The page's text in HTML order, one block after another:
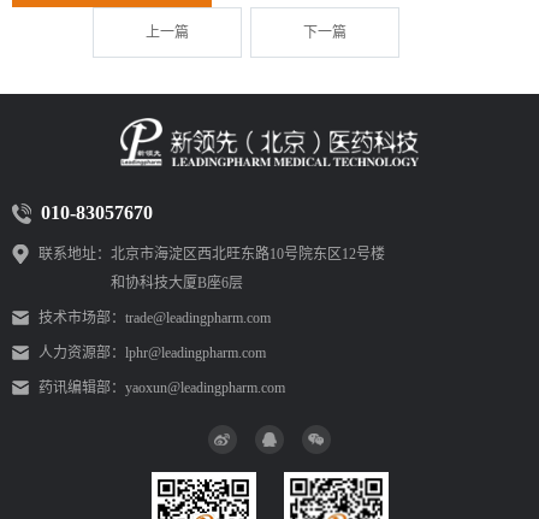
上一篇 下一篇
010-83057670
联系地址： 北京市海淀区西北旺东路10号院东区12号楼
和协科技大厦B座6层
技术市场部： trade@leadingpharm.com
人力资源部： lphr@leadingpharm.com
药讯编辑部： yaoxun@leadingpharm.com